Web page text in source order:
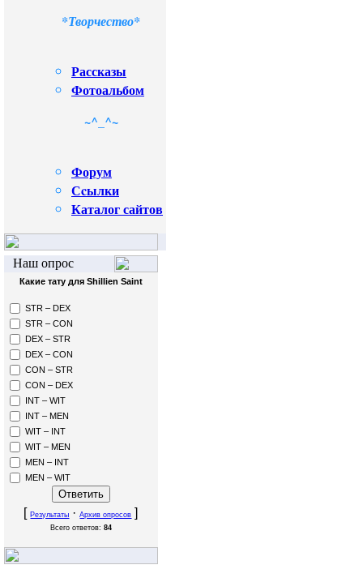
*Творчество*
Рассказы
Фотоальбом
~^_^~
Форум
Сcылки
Каталог сайтов
Наш опрос
Какие тату для Shillien Saint
STR – DEX
STR – CON
DEX – STR
DEX – CON
CON – STR
CON – DEX
INT – WIT
INT – MEN
WIT – INT
WIT – MEN
MEN – INT
MEN – WIT
[Результаты ·Архив опросов ]
Всего ответов: 84